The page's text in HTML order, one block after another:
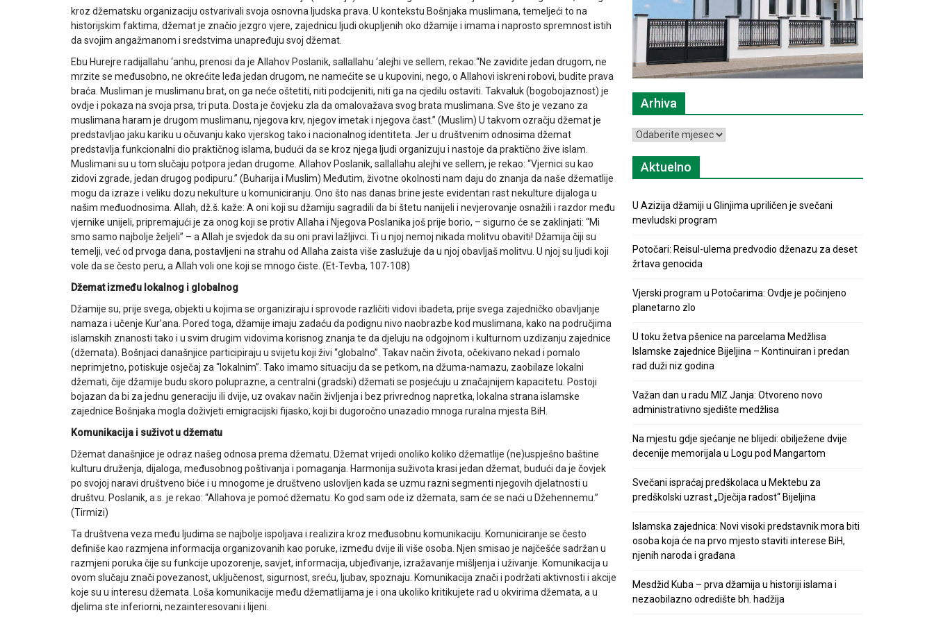
kroz džematsku organizaciju ostvarivali svoja osnovna ljudska prava. U kontekstu Bošnjaka muslimana, temeljeći to na
historijskim faktima, džemat je značio jezgro vjere, zajednicu ljudi okupljenih oko džamije i imama i naprosto spremnost istih
da svojim angažmanom i sredstvima unapređuju svoj džemat.
Ebu Hurejre radijallahu ‘anhu, prenosi da je Allahov Poslanik, sallallahu ‘alejhi ve sellem, rekao:“Ne zavidite jedan drugom, ne
mrzite se međusobno, ne okrećite leđa jedan drugom, ne namećite se u kupovini, nego, o Allahovi iskreni robovi, budite prava
braća. Musliman je muslimanu brat, on ga neće oštetiti, niti podcijeniti, niti ga na cjedilu ostaviti. Takvaluk (bogobojaznost) je
ovdje i pokaza na svoja prsa, tri puta. Dosta je čovjeku zla da omalovažava svog brata muslimana. Sve što je vezano za
muslimana haram je drugom muslimanu, njegova krv, njegov imetak i njegova čast.” (Muslim) U takvom ozračju džemat je
predstavljao jaku kariku u očuvanju kako vjerskog tako i nacionalnog identiteta. Jer u društvenim odnosima džemat
predstavlja funkcionalni dio praktičnog islama, budući da se kroz njega ljudi organizuju i nastoje da praktično žive islam.
Muslimani su u tom slučaju potpora jedan drugome. Allahov Poslanik, sallallahu alejhi ve sellem, je rekao: “Vjernici su kao
zidovi zgrade, jedan drugog podipuru.” (Buharija i Muslim) Međutim, životne okolnosti nam daju do znanja da naše džematlije
mogu da izraze i veliku dozu nekulture u komuniciranju. Ono što nas danas brine jeste evidentan rast nekulture dijaloga u
našim međuodnosima. Allah, dž.š. kaže: A oni koji su džamiju sagradili da bi štetu nanijeli i nevjerovanje osnažili i razdor među
vjernike unijeli, pripremajući je za onog koji se protiv Allaha i Njegova Poslanika još prije borio, – sigurno će se zaklinjati: “Mi
smo samo najbolje željeli” – a Allah je svjedok da su oni pravi lažljivci. Ti u njoj nemoj nikada molitvu obaviti! Džamija čiji su
temelji, već od prvoga dana, postavljeni na strahu od Allaha zaista više zaslužuje da u njoj obavljaš molitvu. U njoj su ljudi koji
vole da se često peru, a Allah voli one koji se mnogo čiste. (Et-Tevba, 107-108)
Džemat između lokalnog i globalnog
Džamije su, prije svega, objekti u kojima se organiziraju i sprovode različiti vidovi ibadeta, prije svega zajedničko obavljanje
namaza i učenje Kur’ana. Pored toga, džamije imaju zadaću da podignu nivo naobrazbe kod muslimana, kako na područjima
islamskih znanosti tako i u svim drugim vidovima korisnog znanja te da djeluju na odgojnom i kulturnom uzdizanju zajednice
(džemata). Bošnjaci današnjice participiraju u svijetu koji živi “globalno”. Takav način života, očekivano nekad i pomalo
neprimjetno, potiskuje osječaj za “lokalnim”. Tako imamo situaciju da se petkom, na džuma-namazu, zaobilaze lokalni
džemati, čije džamije budu skoro poluprazne, a centralni (gradski) džemati se posjećuju u značajnijem kapacitetu. Postoji
bojazan da bi za jednu generaciju ili dvije, uz ovakav način življenja i bez privrednog napretka, lokalna strana islamske
zajednice Bošnjaka mogla doživjeti emigracijski fijasko, koji bi dugoročno unazadio mnoga ruralna mjesta BiH.
Komunikacija i suživot u džematu
Džemat današnjice je odraz našeg odnosa prema džematu. Džemat vrijedi onoliko koliko džematlije (ne)uspješno baštine
kulturu druženja, dijaloga, međusobnog poštivanja i pomaganja. Harmonija suživota krasi jedan džemat, budući da je čovjek
po svojoj naravi društveno biće i u mnogome je društveno uslovljen kada se uzmu razni segmenti njegovih djelatnosti u
društvu. Poslanik, a.s. je rekao: “Allahova je pomoć džematu. Ko god sam ode iz džemata, sam će se naći u Džehennemu.”
(Tirmizi)
Ta društvena veza među ljudima se najbolje ispoljava i realizira kroz međusobnu komunikaciju. Komuniciranje se često
definiše kao razmjena informacija organizovanih kao poruke, između dvije ili više osoba. Njen smisao je najčešće sadržan u
razmjeni poruka čije su funkcije upozorenje, savjet, informacija, ubjeđivanje, izražavanje mišljenja i uživanje. Komunikacija u
ovom slučaju znači povezanost, uključenost, sigurnost, sreću, ljubav, spoznaju. Komunikacija znači i podržati aktivnosti i akcije
koje su u interesu džemata. Loša komunikacije među džematlijama je i ona ukoliko kritikujete rad u okvirima džemata, a u
djelima ste inferiorni, nezainteresovani i lijeni.
Arhiva
Arhiva
Aktuelno
U Azizija džamiji u Glinjima upriličen je svečani
mevludski program
Potočari: Reisul-ulema predvodio dženazu za deset
žrtava genocida
Vjerski program u Potočarima: Ovdje je počinjeno
planetarno zlo
U toku žetva pšenice na parcelama Medžlisa
Islamske zajednice Bijeljina – Kontinuiran i predan
rad duži niz godina
Važan dan u radu MIZ Janja: Otvoreno novo
administrativno sjedište medžlisa
Na mjestu gdje sjećanje ne blijedi: obilježene dvije
decenije memorijala u Logu pod Mangartom
Svečani ispraćaj predškolaca u Mektebu za
predškolski uzrast „Dječija radost“ Bijeljina
Islamska zajednica: Novi visoki predstavnik mora biti
osoba koja će na prvo mjesto staviti interese BiH,
njenih naroda i građana
Mesdžid Kuba – prva džamija u historiji islama i
nezaobilazno odredište bh. hadžija